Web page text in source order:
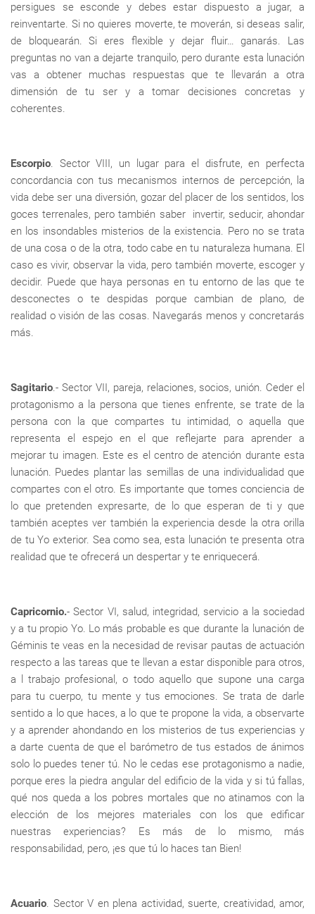
persigues se esconde y debes estar dispuesto a jugar, a
reinventarte. Si no quieres moverte, te moverán, si deseas salir,
de bloquearán. Si eres flexible y dejar fluir… ganarás. Las
preguntas no van a dejarte tranquilo, pero durante esta lunación
vas a obtener muchas respuestas que te llevarán a otra
dimensión de tu ser y a tomar decisiones concretas y
coherentes.
Escorpio. Sector VIII, un lugar para el disfrute, en perfecta
concordancia con tus mecanismos internos de percepción, la
vida debe ser una diversión, gozar del placer de los sentidos, los
goces terrenales, pero también saber invertir, seducir, ahondar
en los insondables misterios de la existencia. Pero no se trata
de una cosa o de la otra, todo cabe en tu naturaleza humana. El
caso es vivir, observar la vida, pero también moverte, escoger y
decidir. Puede que haya personas en tu entorno de las que te
desconectes o te despidas porque cambian de plano, de
realidad o visión de las cosas. Navegarás menos y concretarás
más.
Sagitario.- Sector VII, pareja, relaciones, socios, unión. Ceder el
protagonismo a la persona que tienes enfrente, se trate de la
persona con la que compartes tu intimidad, o aquella que
representa el espejo en el que reflejarte para aprender a
mejorar tu imagen. Este es el centro de atención durante esta
lunación. Puedes plantar las semillas de una individualidad que
compartes con el otro. Es importante que tomes conciencia de
lo que pretenden expresarte, de lo que esperan de ti y que
también aceptes ver también la experiencia desde la otra orilla
de tu Yo exterior. Sea como sea, esta lunación te presenta otra
realidad que te ofrecerá un despertar y te enriquecerá.
Capricornio.- Sector VI, salud, integridad, servicio a la sociedad
y a tu propio Yo. Lo más probable es que durante la lunación de
Géminis te veas en la necesidad de revisar pautas de actuación
respecto a las tareas que te llevan a estar disponible para otros,
a l trabajo profesional, o todo aquello que supone una carga
para tu cuerpo, tu mente y tus emociones. Se trata de darle
sentido a lo que haces, a lo que te propone la vida, a observarte
y a aprender ahondando en los misterios de tus experiencias y
a darte cuenta de que el barómetro de tus estados de ánimos
solo lo puedes tener tú. No le cedas ese protagonismo a nadie,
porque eres la piedra angular del edificio de la vida y si tú fallas,
qué nos queda a los pobres mortales que no atinamos con la
elección de los mejores materiales con los que edificar
nuestras experiencias? Es más de lo mismo, más
responsabilidad, pero, ¡es que tú lo haces tan Bien!
Acuario. Sector V en plena actividad, suerte, creatividad, amor,